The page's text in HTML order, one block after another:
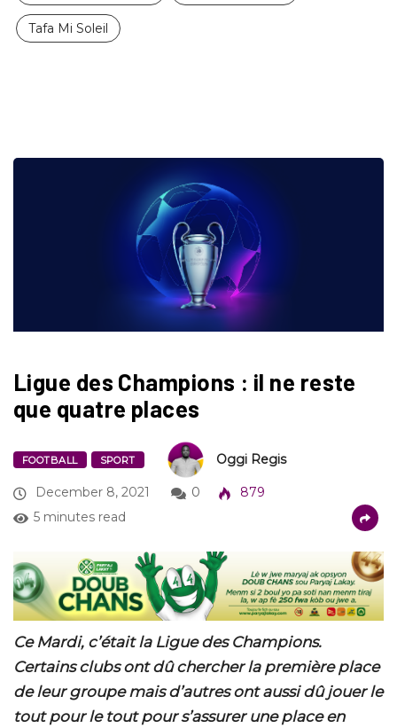
Tafa Mi Soleil
Ligue des Champions : il ne reste
que quatre places
FOOTBALL SPORT Oggi Regis
December 8, 2021 0
879
5 minutes read
Ce Mardi, c’était la Ligue des Champions.
Certains clubs ont dû chercher la première place
de leur groupe mais d’autres ont aussi dû jouer le
tout pour le tout pour s’assurer une place en